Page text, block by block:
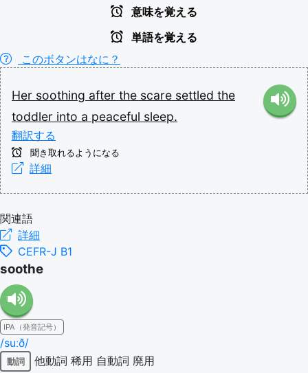
意味を覚える
単語を覚える
このボタンはなに？
Her soothing after the scare settled the
toddler into a peaceful sleep.
翻訳する
聞き取れるようになる
詳細
関連語
詳細
CEFR-J B1
soothe
IPA（発音記号）
/suːð/
動詞 他動詞 稀用 自動詞 廃用